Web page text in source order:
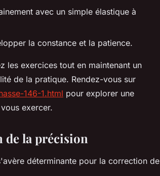
avec un simple élastique à
la constance et la patience.
les exercices tout en maintenant un
de la pratique. Rendez-vous sur
146-1.html pour explorer une
exercer.
de la précision
déterminante pour la correction de